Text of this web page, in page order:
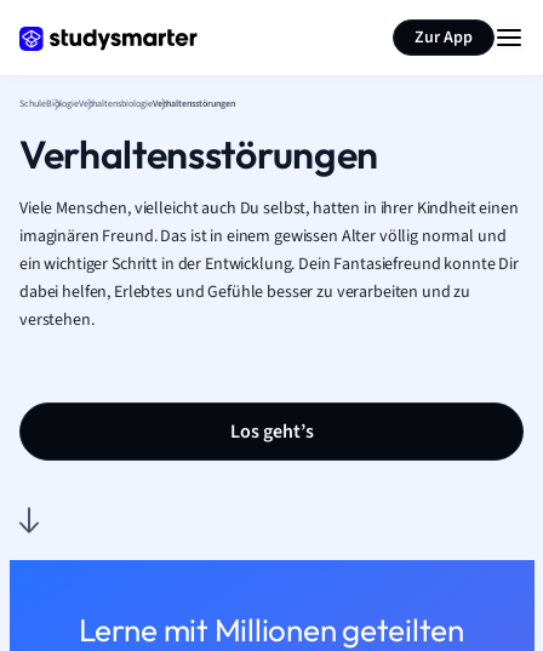
Zur App
SchuleBiologieVerhaltensbiologieVerhaltensstörungen
Verhaltensstörungen
Viele Menschen, vielleicht auch Du selbst, hatten in ihrer Kindheit einen
imaginären Freund. Das ist in einem gewissen Alter völlig normal und
ein wichtiger Schritt in der Entwicklung. Dein Fantasiefreund konnte Dir
dabei helfen, Erlebtes und Gefühle besser zu verarbeiten und zu
verstehen.
Los geht’s
Lerne mit Millionen geteilten
Seite zusammenfassen